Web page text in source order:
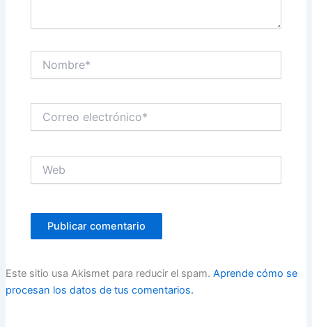
electrónico*
Este sitio usa Akismet para reducir el spam. Aprende cómo se
procesan los datos de tus comentarios.